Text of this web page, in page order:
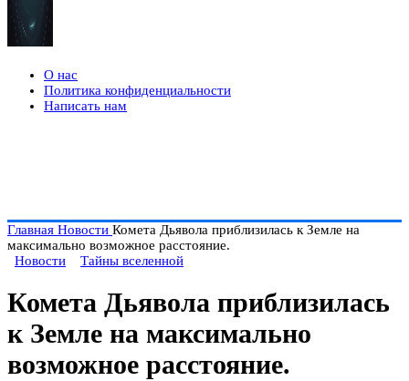
О нас
Политика конфиденциальности
Написать нам
Главная Новости Комета Дьявола приблизилась к Земле на
максимально возможное расстояние.
Новости
Тайны вселенной
Комета Дьявола приблизилась
к Земле на максимально
возможное расстояние.